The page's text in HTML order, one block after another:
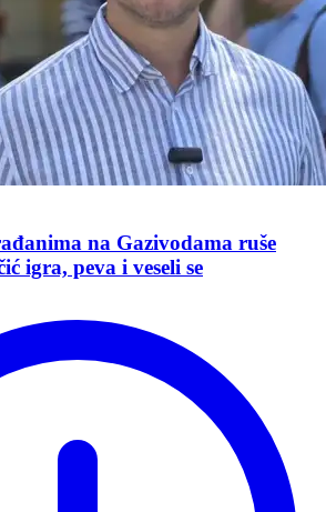
na Gazivodama ruše
igra, peva i veseli se